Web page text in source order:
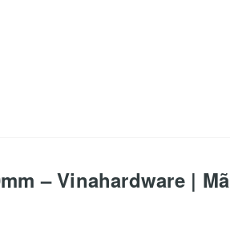
– Vinahardware | Mã